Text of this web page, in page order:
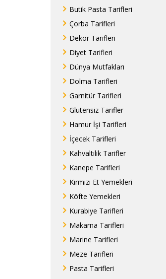
Butik Pasta Tarifleri
Çorba Tarifleri
Dekor Tarifleri
Diyet Tarifleri
Dünya Mutfakları
Dolma Tarifleri
Garnitür Tarifleri
Glutensiz Tarifler
Hamur İşi Tarifleri
İçecek Tarifleri
Kahvaltılık Tarifler
Kanepe Tarifleri
Kırmızı Et Yemekleri
Köfte Yemekleri
Kurabiye Tarifleri
Makarna Tarifleri
Marine Tarifleri
Meze Tarifleri
Pasta Tarifleri